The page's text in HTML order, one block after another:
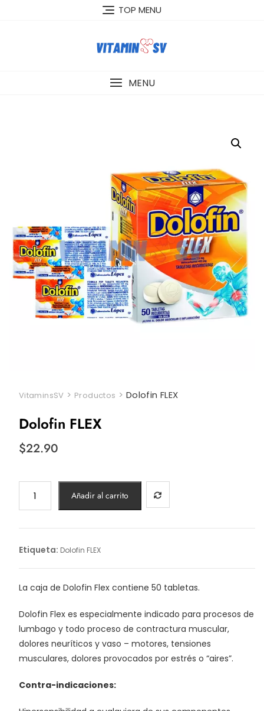
TOP MENU
MENU
VitaminsSV > Productos > Dolofin FLEX
Dolofin FLEX
$22.90
FLEX
Añadir al carrito
Etiqueta: Dolofin FLEX
La caja de Dolofin Flex contiene 50 tabletas.
Dolofin Flex es especialmente indicado para procesos de
lumbago y todo proceso de contractura muscular,
dolores neuríticos y vaso – motores, tensiones
musculares, dolores provocados por estrés o “aires”.
Contra-indicaciones: